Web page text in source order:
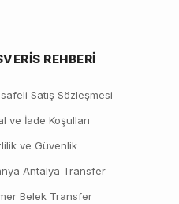
REHBERI
Satış Sözleşmesi
ve İade Koşulları
ve Güvenlik
Antalya Transfer
Belek Transfer